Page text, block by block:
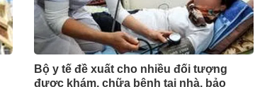
Bộ y tế đề xuất cho nhiều đối tượng
được khám, chữa bệnh tại nhà, bảo